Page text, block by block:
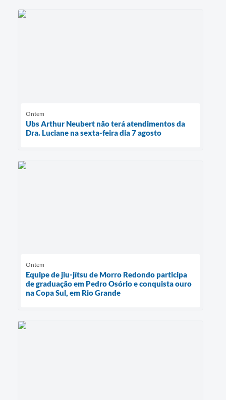
Ontem
Ubs Arthur Neubert não terá atendimentos da
Dra. Luciane na sexta-feira dia 7 agosto
Ontem
Equipe de jiu-jítsu de Morro Redondo participa
de graduação em Pedro Osório e conquista ouro
na Copa Sul, em Rio Grande